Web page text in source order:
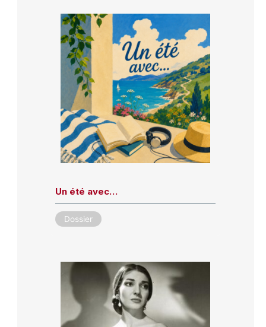
Un été avec…
Dossier